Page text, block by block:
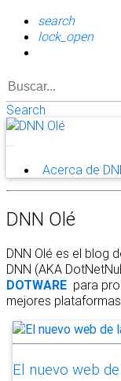
search
lock_open
Search
Acerca de
DNN Olé
DNN Olé es el blog
DNN (AKA
DOTWARE para
mejores
El nuevo web